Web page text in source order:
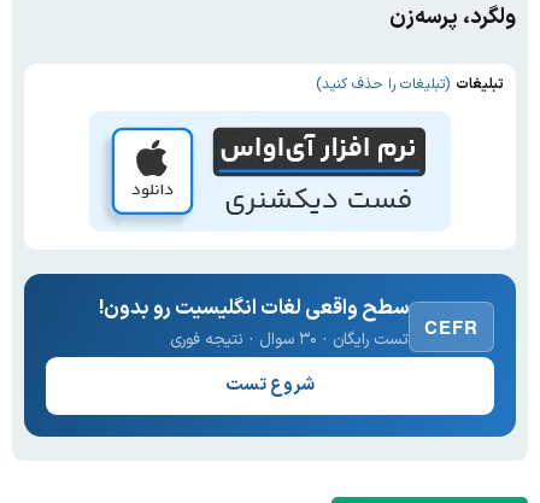
ولگرد، پرسه‌زن
تبلیغات (تبلیغات را حذف کنید)
CEFR
سطح واقعی لغات انگلیسیت رو بدون!
تست رایگان · ۳۰ سوال · نتیجه فوری
شروع تست